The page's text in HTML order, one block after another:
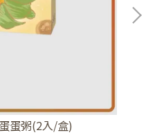
蛋粥(2入/盒)